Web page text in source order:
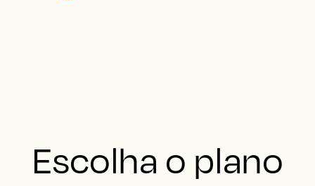
Escolha o plano